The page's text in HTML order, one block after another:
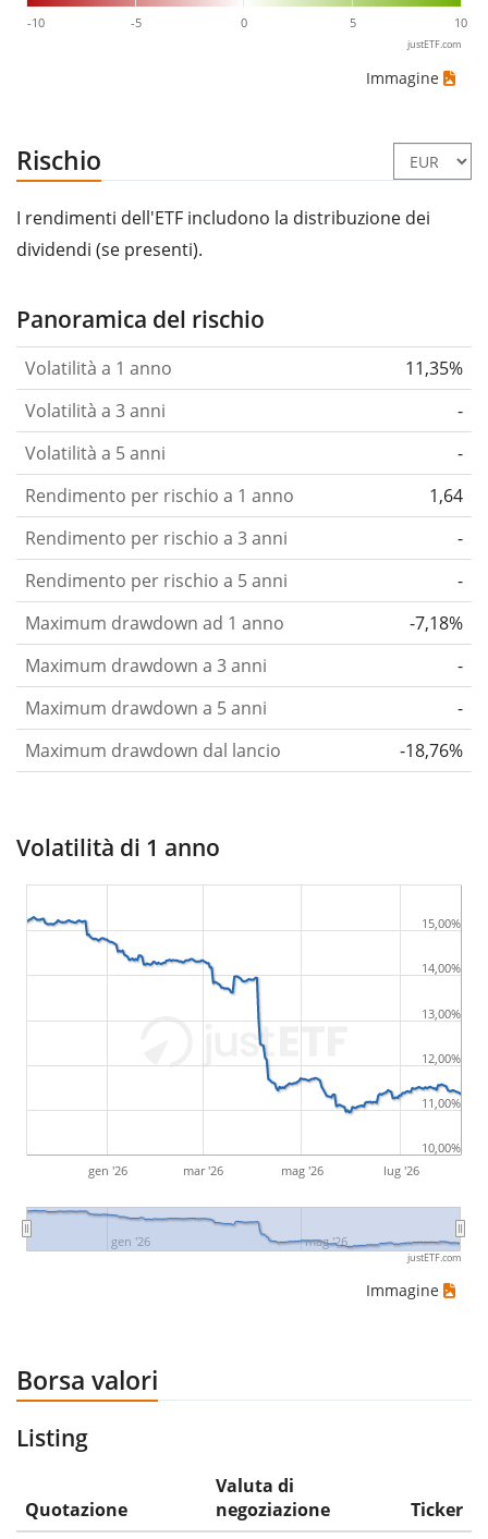
-10 -5 0 5 10
justETF.com
Immagine
Rischio
I rendimenti dell'ETF includono la distribuzione dei
dividendi (se presenti).
Panoramica del rischio
Volatilità a 1 anno
11,35%
Volatilità a 3 anni
-
Volatilità a 5 anni
-
Rendimento per rischio a 1 anno
1,64
Rendimento per rischio a 3 anni
-
Rendimento per rischio a 5 anni
-
Maximum drawdown ad 1 anno
-7,18%
Maximum drawdown a 3 anni
-
Maximum drawdown a 5 anni
-
Maximum drawdown dal lancio
-18,76%
Volatilità di 1 anno
gen '26 mar '26 mag '26 lug '26
gen '26 mag '26
10,00%
11,00%
12,00%
13,00%
14,00%
15,00%
justETF.com
Immagine
Borsa valori
Listing
Quotazione
Valuta di
negoziazione
Ticker